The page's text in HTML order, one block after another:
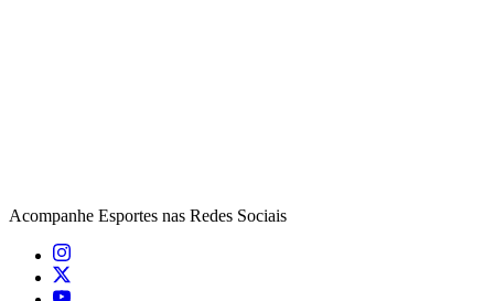
Acompanhe Esportes nas Redes Sociais